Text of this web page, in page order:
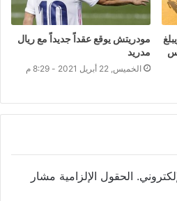
مودريتش يوقع عقداً جديداً مع ريال
مدريد
الخميس, 22 أبريل 2021 - 8:29 م
الحقول الإلزامية مشار